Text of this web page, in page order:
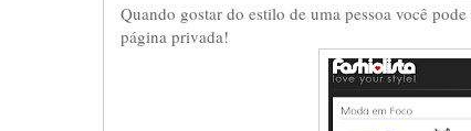
Quando gostar do estilo de uma pessoa você
página privada!